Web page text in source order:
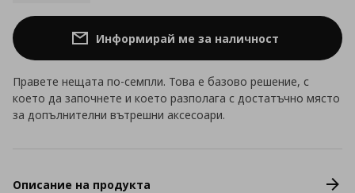
Информирай ме за наличност
Правете нещата по-семпли. Това е базово решение, с
което да започнете и което разполага с достатъчно място
за допълнителни вътрешни аксесоари.
Описание на продукта